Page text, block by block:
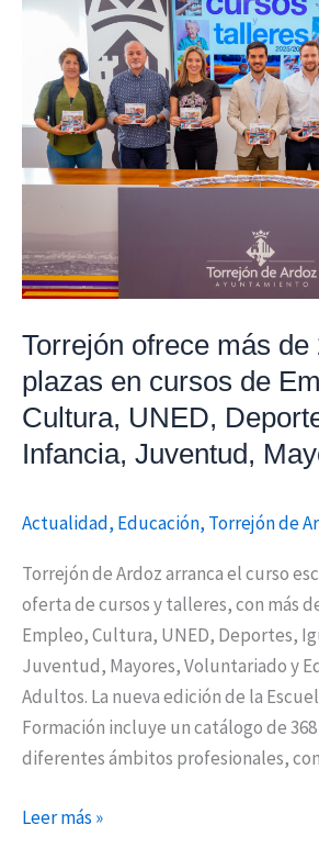
Torrejón ofrece más de
plazas en cursos de
Cultura, UNED,
Infancia, Juventud,
Actualidad, Educación, Torrejón de
Torrejón de Ardoz arranca el curso
oferta de cursos y talleres, con más
Empleo, Cultura, UNED, Deportes,
Juventud, Mayores, Voluntariado y
Adultos. La nueva edición de la
Formación incluye un catálogo de
diferentes ámbitos profesionales,
ofrece
20.000
plazas
en
cursos
Empleo,
Cultura,
Deportes,
Igualdad,
Infancia,
Juventud,
Mayores…
Leer más »